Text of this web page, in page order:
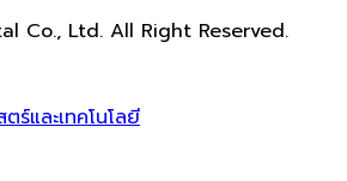
Co., Ltd. All Right Reserved.
ร์และเทคโนโลยี